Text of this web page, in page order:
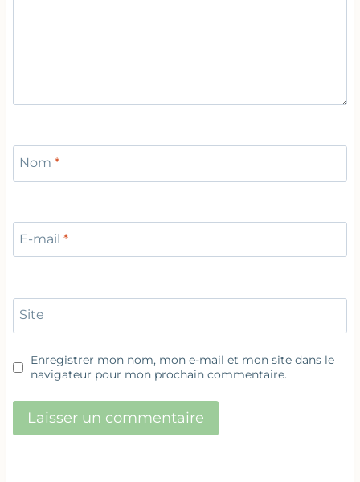
Nom *
E-mail *
Site
Enregistrer mon nom, mon e-mail et mon site dans le
navigateur pour mon prochain commentaire.